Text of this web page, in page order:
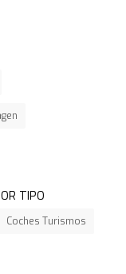
TIPO
Coches Turismos